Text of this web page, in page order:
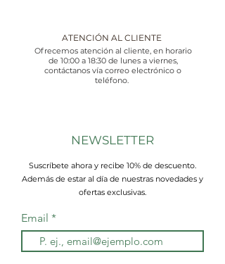
ATENCIÓN AL CLIENTE
Ofrecemos atención al cliente, en horario
de 10:00 a 18:30 de lunes a viernes,
contáctanos vía correo electrónico o
teléfono.
NEWSLETTER
Suscríbete ahora y recibe 10% de descuento.
Además de estar al día de nuestras novedades y
ofertas exclusivas.
Email